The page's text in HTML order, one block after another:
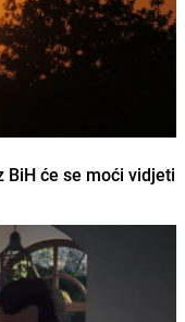
BiH će se moći vidjeti